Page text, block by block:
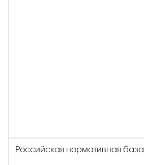
Российская нормативная база